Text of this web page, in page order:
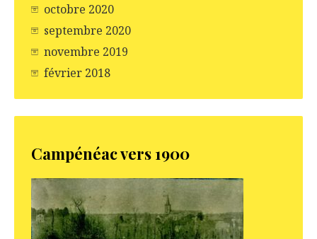
octobre 2020
septembre 2020
novembre 2019
février 2018
Campénéac vers 1900